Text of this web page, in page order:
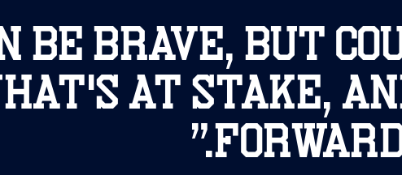
be brave, but
at stake,
forward
”